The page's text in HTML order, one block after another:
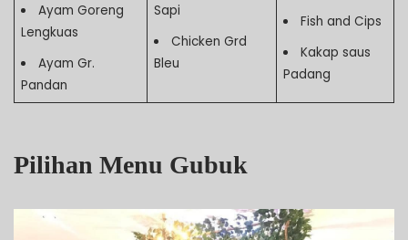
Ayam Goreng
Lengkuas
Ayam Gr.
Pandan
Sapi
Chicken Grd
Bleu
Fish and Cips
Kakap saus
Padang
Pilihan Menu Gubuk